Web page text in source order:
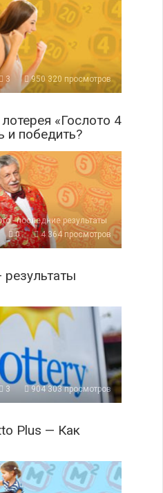
3 950 320 просмотров
«Гослото 4
и победить?
- последние результаты
0
4 364 просмотров
результаты
3 904 303 просмотров
Plus — Как